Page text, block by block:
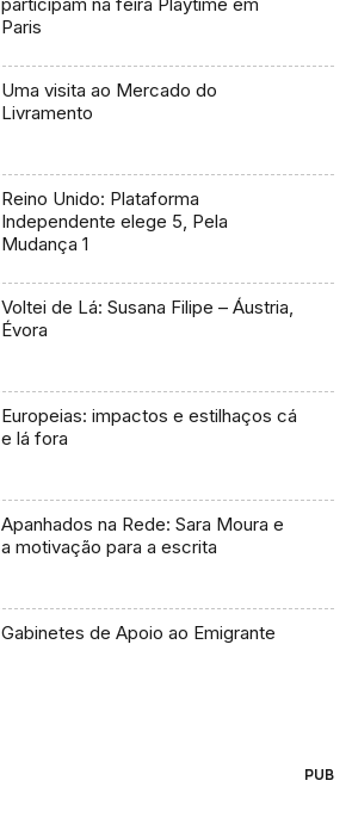
Paris
Uma visita ao Mercado do
Livramento
Reino Unido: Plataforma
Independente elege 5, Pela
Mudança 1
Voltei de Lá: Susana Filipe – Áustria,
Évora
Europeias: impactos e estilhaços cá
e lá fora
Apanhados na Rede: Sara Moura e
a motivação para a escrita
Gabinetes de Apoio ao Emigrante
PUB